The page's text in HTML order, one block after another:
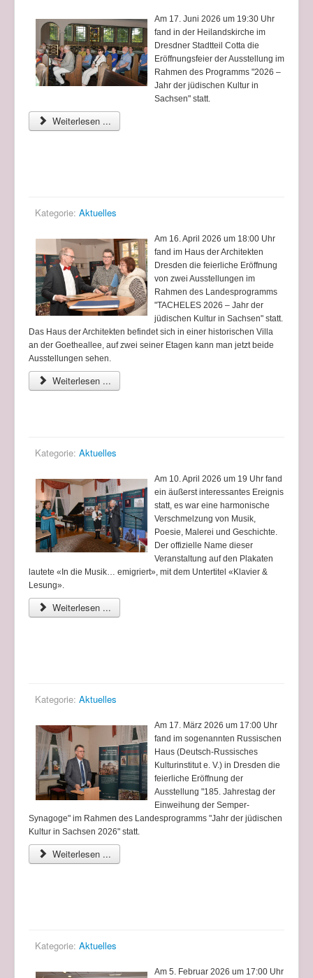
Am 17. Juni 2026 um 19:30 Uhr
fand in der Heilandskirche im
Dresdner Stadtteil Сotta die
Eröffnungsfeier der Ausstellung im
Rahmen des Programms "2026 –
Jahr der jüdischen Kultur in
Sachsen" statt.
Weiterlesen ...
Kategorie: Aktuelles
Am 16. April 2026 um 18:00 Uhr
fand im Haus der Architekten
Dresden die feierliche Eröffnung
von zwei Ausstellungen im
Rahmen des Landesprogramms
"TACHELES 2026 – Jahr der
jüdischen Kultur in Sachsen" statt.
Das Haus der Architekten befindet sich in einer historischen Villa
an der Goetheallee, auf zwei seiner Etagen kann man jetzt beide
Ausstellungen sehen.
Weiterlesen ...
Kategorie: Aktuelles
Am 10. April 2026 um 19 Uhr fand
ein äußerst interessantes Ereignis
statt, es war eine harmonische
Verschmelzung von Musik,
Poesie, Malerei und Geschichte.
Der offizielle Name dieser
Veranstaltung auf den Plakaten
lautete «In die Musik… emigriert», mit dem Untertitel «Klavier &
Lesung».
Weiterlesen ...
Kategorie: Aktuelles
Am 17. März 2026 um 17:00 Uhr
fand im sogenannten Russischen
Haus (Deutsch-Russisches
Kulturinstitut e. V.) in Dresden die
feierliche Eröffnung der
Ausstellung "185. Jahrestag der
Einweihung der Semper-
Synagoge" im Rahmen des Landesprogramms "Jahr der jüdischen
Kultur in Sachsen 2026" statt.
Weiterlesen ...
Kategorie: Aktuelles
Am 5. Februar 2026 um 17:00 Uhr